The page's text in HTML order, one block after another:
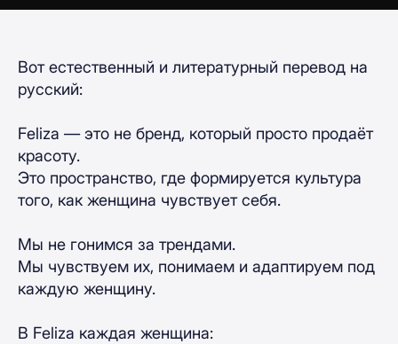
Вот естественный и литературный перевод на
русский:
Feliza — это не бренд, который просто продаёт
красоту.
Это пространство, где формируется культура
того, как женщина чувствует себя.
Мы не гонимся за трендами.
Мы чувствуем их, понимаем и адаптируем под
каждую женщину.
В Feliza каждая женщина: